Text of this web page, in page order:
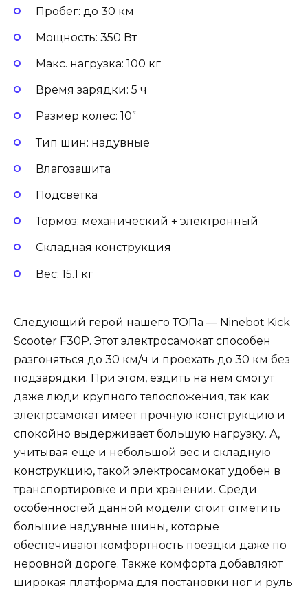
Пробег: до 30 км
Мощность: 350 Вт
Макс. нагрузка: 100 кг
Время зарядки: 5 ч
Размер колес: 10”
Тип шин: надувные
Влагозашита
Подсветка
Тормоз: механический + электронный
Складная конструкция
Вес: 15.1 кг
Следующий герой нашего ТОПа — Ninebot Kick
Scooter F30P. Этот электросамокат способен
разгоняться до 30 км/ч и проехать до 30 км без
подзарядки. При этом, ездить на нем смогут
даже люди крупного телосложения, так как
электрсамокат имеет прочную конструкцию и
спокойно выдерживает большую нагрузку. А,
учитывая еще и небольшой вес и складную
конструкцию, такой электросамокат удобен в
транспортировке и при хранении. Среди
особенностей данной модели стоит отметить
большие надувные шины, которые
обеспечивают комфортность поездки даже по
неровной дороге. Также комфорта добавляют
широкая платформа для постановки ног и руль